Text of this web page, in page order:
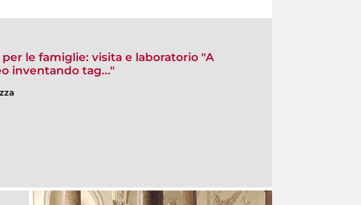
le famiglie: visita e laboratorio "A
inventando tag..."